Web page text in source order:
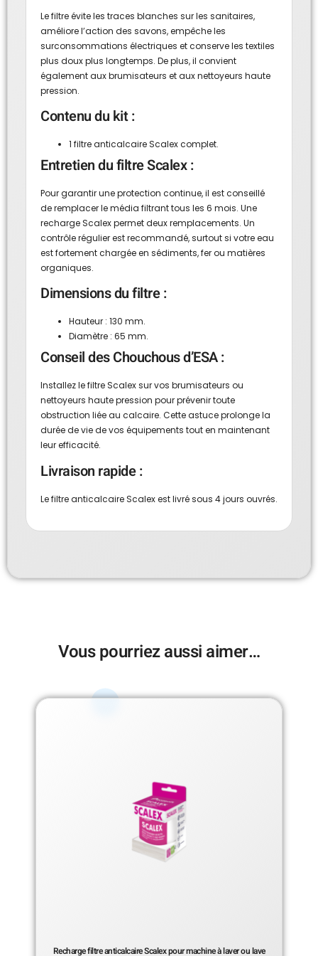
Le filtre évite les traces blanches sur les sanitaires,
améliore l’action des savons, empêche les
surconsommations électriques et conserve les textiles
plus doux plus longtemps. De plus, il convient
également aux brumisateurs et aux nettoyeurs haute
pression.
Contenu du kit :
1 filtre anticalcaire Scalex complet.
Entretien du filtre Scalex :
Pour garantir une protection continue, il est conseillé
de remplacer le média filtrant tous les 6 mois. Une
recharge Scalex permet deux remplacements. Un
contrôle régulier est recommandé, surtout si votre eau
est fortement chargée en sédiments, fer ou matières
organiques.
Dimensions du filtre :
Hauteur : 130 mm.
Diamètre : 65 mm.
Conseil des Chouchous d’ESA :
Installez le filtre Scalex sur vos brumisateurs ou
nettoyeurs haute pression pour prévenir toute
obstruction liée au calcaire. Cette astuce prolonge la
durée de vie de vos équipements tout en maintenant
leur efficacité.
Livraison rapide :
Le filtre anticalcaire Scalex est livré sous 4 jours ouvrés.
Vous pourriez aussi aimer…
Recharge filtre anticalcaire Scalex pour machine à laver ou lave